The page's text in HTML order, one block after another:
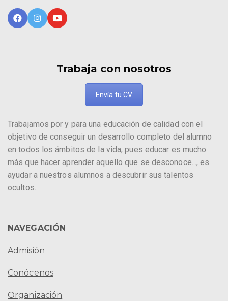
Trabaja con nosotros
Envía tu CV
Trabajamos por y para una educación de calidad con el
objetivo de conseguir un desarrollo completo del alumno
en todos los ámbitos de la vida, pues educar es mucho
más que hacer aprender aquello que se desconoce..., es
ayudar a nuestros alumnos a descubrir sus talentos
ocultos.
NAVEGACIÓN
Admisión
Conócenos
Organización